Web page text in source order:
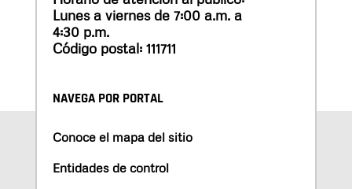
Lunes a viernes de 7:00 a.m. a
4:30 p.m.
Código postal: 111711
NAVEGA POR PORTAL
Conoce el mapa del sitio
Entidades de control